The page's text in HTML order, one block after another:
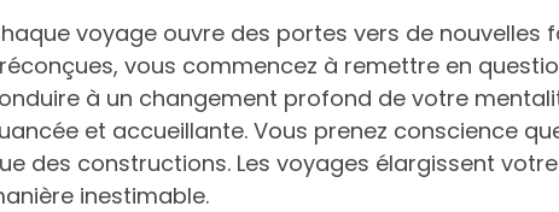
voyage ouvre des portes vers de nouvelles
vous commencez à remettre en
à un changement profond de votre
et accueillante. Vous prenez conscience
des constructions. Les voyages élargissent
inestimable.